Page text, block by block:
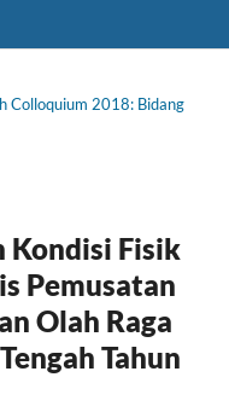
Colloquium 2018: Bidang
Kondisi Fisik
Pemusatan
Olah Raga
Tahun